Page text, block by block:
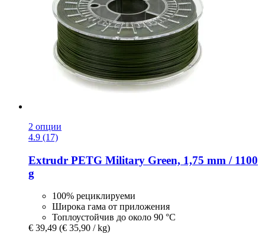
2 опции
4.9 (17)
Extrudr PETG Military Green, 1,75 mm / 1100
g
100% рециклируеми
Широка гама от приложения
Топлоустойчив до около 90 °C
€ 39,49 (€ 35,90 / kg)